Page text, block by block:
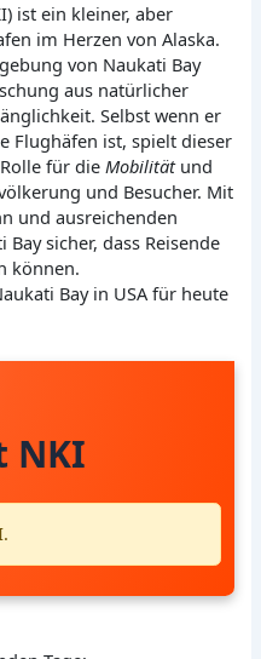
ist ein kleiner, aber
im Herzen von Alaska.
von Naukati Bay
aus natürlicher
Selbst wenn er
Flughäfen ist, spielt dieser
für dieMobilitätund
und Besucher. Mit
und ausreichenden
sicher, dass Reisende
können.
Bay in USA für heute
NKI